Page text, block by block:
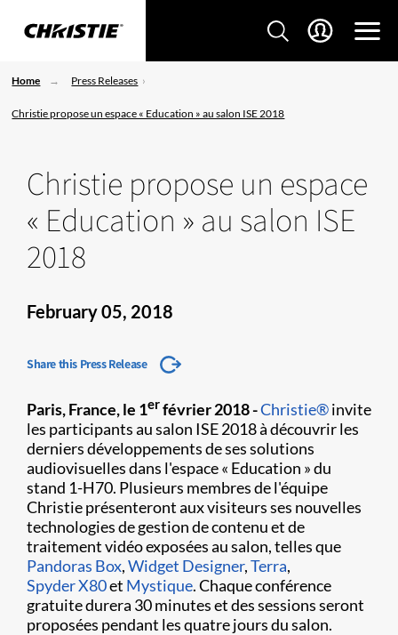
Home Press Releases
Christie propose un espace « Education » au salon ISE 2018
Christie propose un espace
« Education » au salon ISE
2018
February 05, 2018
Share this Press Release
Paris, France, le 1erfévrier 2018 -Christie®invite
les participants au salon ISE 2018 à découvrir les
derniers développements de ses solutions
audiovisuelles dans l'espace « Education » du
stand 1-H70. Plusieurs membres de l'équipe
Christie présenteront aux visiteurs ses nouvelles
technologies de gestion de contenu et de
traitement vidéo exposées au salon, telles que
Pandoras Box,Widget Designer,Terra,
Spyder X80et Mystique. Chaque conférence
gratuite durera 30 minutes et des sessions seront
proposées pendant les quatre jours du salon.